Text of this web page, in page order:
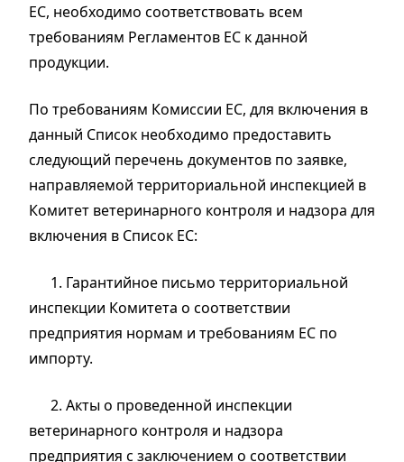
ЕС, необходимо соответствовать всем
требованиям Регламентов ЕС к данной
продукции.
По требованиям Комиссии ЕС, для включения в
данный Список необходимо предоставить
следующий перечень документов по заявке,
направляемой территориальной инспекцией в
Комитет ветеринарного контроля и надзора для
включения в Список ЕС:
1. Гарантийное письмо территориальной
инспекции Комитета о соответствии
предприятия нормам и требованиям ЕС по
импорту.
2. Акты о проведенной инспекции
ветеринарного контроля и надзора
предприятия с заключением о соответствии